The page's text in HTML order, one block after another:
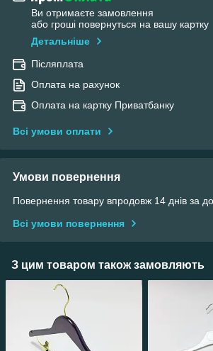
Ви отримаєте замовлення
або гроші повернуться на вашу картку
Детальніше
Післяплата
Оплата на рахунок
Оплата на картку Приватбанку
Всі умови оплати
Умови повернення
Повернення товару впродовж 14 днів за
Всі умови повернення
З цим товаром також замовляють